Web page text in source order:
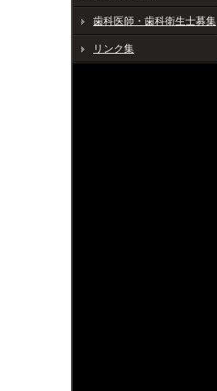
歯科医師・歯科衛生士募集
リンク集